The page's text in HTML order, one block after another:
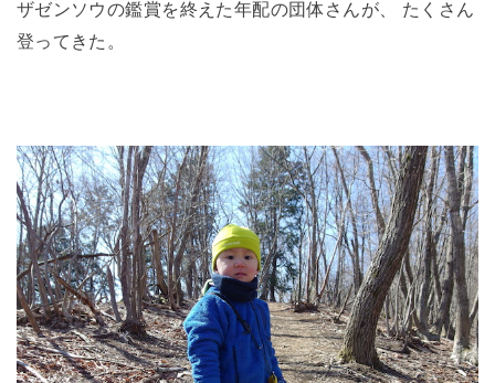
ザゼンソウの鑑賞を終えた年配の団体さんが、 たくさん
登ってきた。